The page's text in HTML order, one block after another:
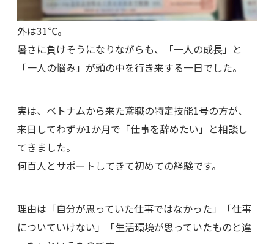
外は31℃。
暑さに負けそうになりながらも、「一人の成長」と
「一人の悩み」が頭の中を行き来する一日でした。
実は、ベトナムから来た鳶職の特定技能1号の方が、
来日してわずか1か月で「仕事を辞めたい」と相談し
てきました。
何百人とサポートしてきて初めての経験です。
理由は「自分が思っていた仕事ではなかった」「仕事
についていけない」「生活環境が思っていたものと違